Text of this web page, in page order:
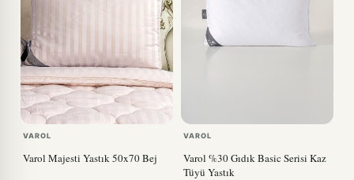
VAROL
Varol Majesti Yastık 50x70 Bej
VAROL
Varol %30 Gıdık Basic Serisi Kaz
Tüyü Yastık